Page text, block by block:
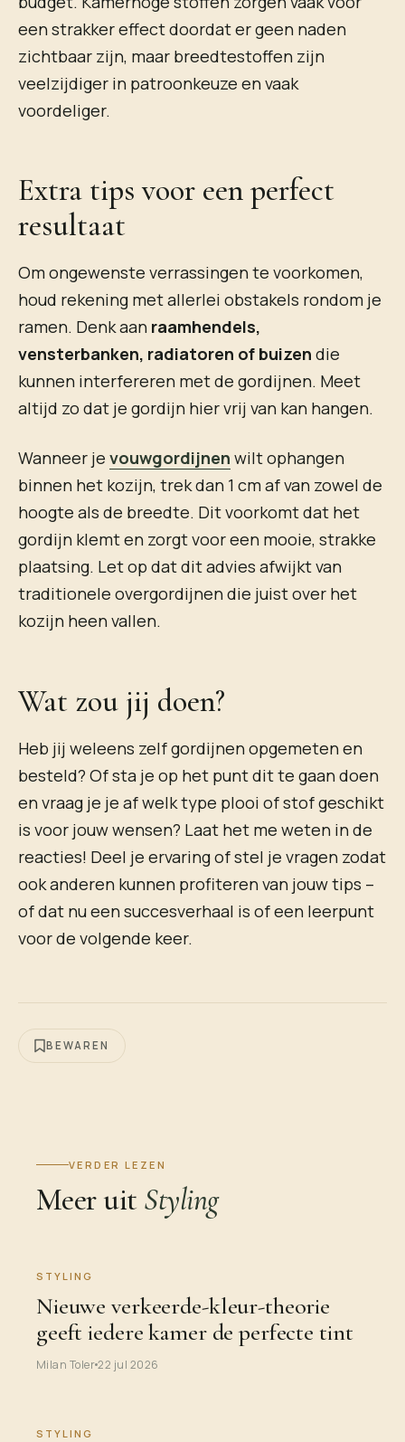
een strakker effect doordat er geen naden
zichtbaar zijn, maar breedtestoffen zijn
veelzijdiger in patroonkeuze en vaak
voordeliger.
Extra tips voor een perfect
resultaat
Om ongewenste verrassingen te voorkomen,
houd rekening met allerlei obstakels rondom je
ramen. Denk aan raamhendels,
vensterbanken, radiatoren of buizen die
kunnen interfereren met de gordijnen. Meet
altijd zo dat je gordijn hier vrij van kan hangen.
Wanneer je vouwgordijnen wilt ophangen
binnen het kozijn, trek dan 1 cm af van zowel de
hoogte als de breedte. Dit voorkomt dat het
gordijn klemt en zorgt voor een mooie, strakke
plaatsing. Let op dat dit advies afwijkt van
traditionele overgordijnen die juist over het
kozijn heen vallen.
Wat zou jij doen?
Heb jij weleens zelf gordijnen opgemeten en
besteld? Of sta je op het punt dit te gaan doen
en vraag je je af welk type plooi of stof geschikt
is voor jouw wensen? Laat het me weten in de
reacties! Deel je ervaring of stel je vragen zodat
ook anderen kunnen profiteren van jouw tips –
of dat nu een succesverhaal is of een leerpunt
voor de volgende keer.
BEWAREN
VERDER LEZEN
Meer uit Styling
STYLING
Nieuwe verkeerde-kleur-theorie
geeft iedere kamer de perfecte tint
Milan Toler22 jul 2026
STYLING